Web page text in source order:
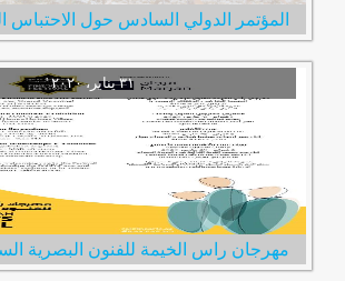
‏٣١ يناير، ٢٠٢٠‏ ‏'‏
مهرجان راس الخيمة للفنون البصرية